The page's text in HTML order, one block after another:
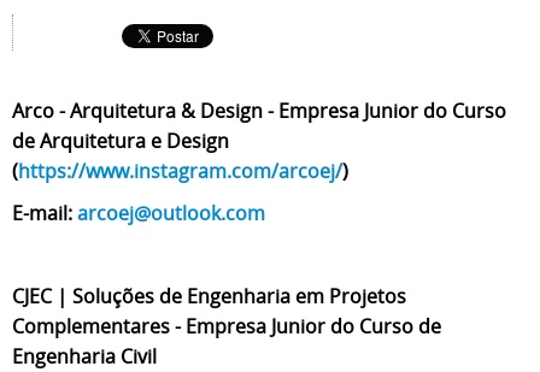
Arco - Arquitetura & Design - Empresa Junior do Curso
de Arquitetura e Design
(https://www.instagram.com/arcoej/)
E-mail:arcoej@outlook.com
CJEC | Soluções de Engenharia em Projetos
Complementares - Empresa Junior do Curso de
Engenharia Civil